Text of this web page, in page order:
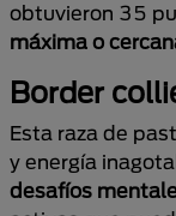
obtuvieron 35
máxima o
Border
Esta raza de
y energía
desafíos